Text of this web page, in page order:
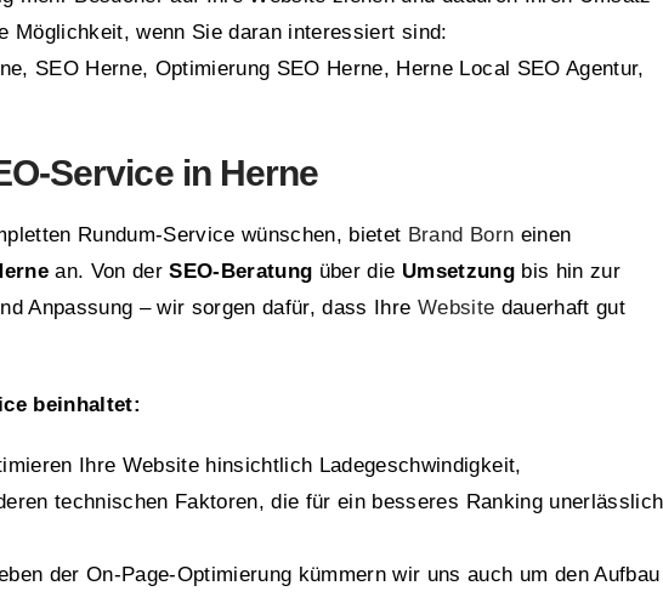
Möglichkeit, wenn Sie daran interessiert sind:
SEO Herne, Optimierung SEO Herne, Herne Local SEO Agentur,
Service in Herne
Rundum-Service wünschen, bietet Brand Born einen
an. Von derSEO-Beratung über die Umsetzungbis hin zur
Anpassung – wir sorgen dafür, dass Ihre Website dauerhaft gut
beinhaltet:
Ihre Website hinsichtlich Ladegeschwindigkeit,
technischen Faktoren, die für ein besseres Ranking unerlässlich
der On-Page-Optimierung kümmern wir uns auch um den Aufbau